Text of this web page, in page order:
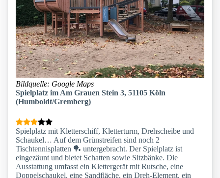
Bildquelle: Google Maps
Spielplatz im Am Grauen Stein 3, 51105 Köln
(Humboldt/Gremberg)
Spielplatz mit Kletterschiff, Kletterturm, Drehscheibe und
Schaukel… Auf dem Grünstreifen sind noch 2
Tischtennisplatten 🏓 untergebracht. Der Spielplatz ist
eingezäunt und bietet Schatten sowie Sitzbänke. Die
Ausstattung umfasst ein Klettergerät mit Rutsche, eine
Doppelschaukel, eine Sandfläche, ein Dreh-Element, ein